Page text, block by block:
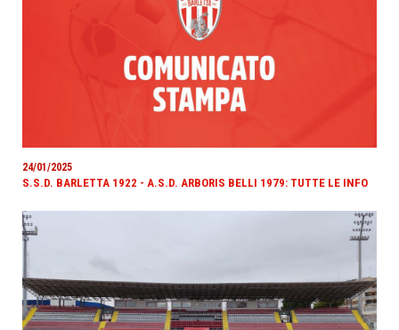
24/01/2025
S.S.D. BARLETTA 1922 - A.S.D. ARBORIS BELLI 1979: TUTTE LE INFO